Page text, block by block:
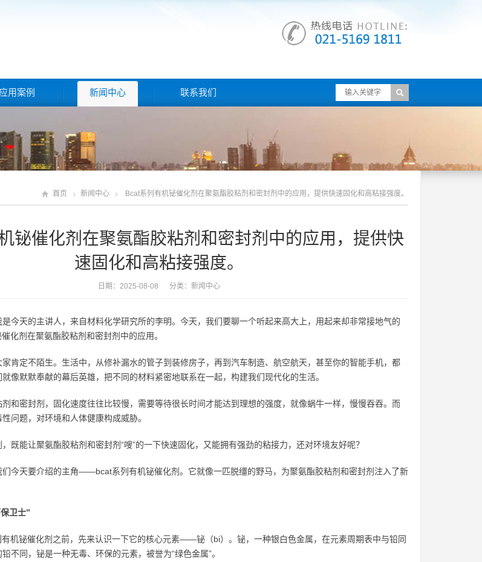
应用案例 新闻中心 联系我们
首页 新闻中心 Bcat系列有机铋催化剂在聚氨酯胶粘剂和密封剂中的应用，提供快速固化和高粘接强度。
铋催化剂在聚氨酯胶粘剂和密封剂中的应用，提供快
速固化和高粘接强度。
日期：2025-08-08 分类： 新闻中心
今天的主讲人，来自材料化学研究所的李明。今天，我们要聊一个听起来高大上，用起来却非常接地气的
剂在聚氨酯胶粘剂和密封剂中的应用。
肯定不陌生。生活中，从修补漏水的管子到装修房子，再到汽车制造、航空航天，甚至你的智能手机，都
像默默奉献的幕后英雄，把不同的材料紧密地联系在一起，构建我们现代化的生活。
和密封剂，固化速度往往比较慢，需要等待很长时间才能达到理想的强度，就像蜗牛一样，慢慢吞吞。而
问题，对环境和人体健康构成威胁。
既能让聚氨酯胶粘剂和密封剂“嗖”的一下快速固化，又能拥有强劲的粘接力，还对环境友好呢？
们今天要介绍的主角——bcat系列有机铋催化剂。它就像一匹脱缰的野马，为聚氨酯胶粘剂和密封剂注入了新
卫士”
机铋催化剂之前，先来认识一下它的核心元素——铋（bi）。铋，一种银白色金属，在元素周期表中与铅同
不同，铋是一种无毒、环保的元素，被誉为“绿色金属”。